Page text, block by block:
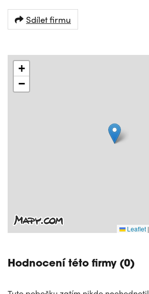
Sdílet firmu
+
−
Leaflet |
Hodnocení této firmy (0)